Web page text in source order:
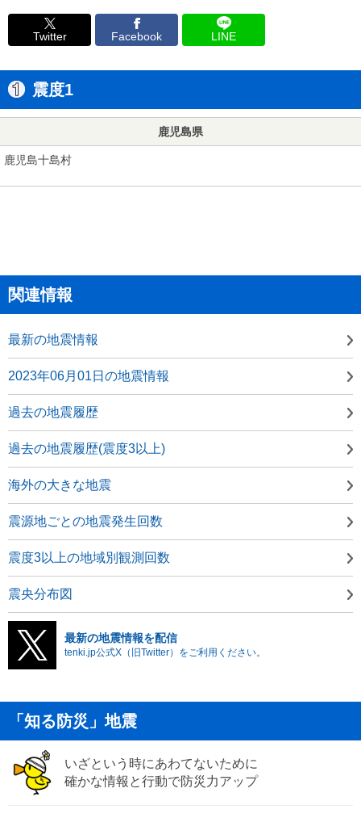
Twitter Facebook LINE
震度1
鹿児島県
鹿児島十島村
関連情報
最新の地震情報
2023年06月01日の地震情報
過去の地震履歴
過去の地震履歴(震度3以上)
海外の大きな地震
震源地ごとの地震発生回数
震度3以上の地域別観測回数
震央分布図
最新の地震情報を配信
tenki.jp公式X（旧Twitter）をご利用ください。
「知る防災」地震
いざという時にあわてないために
確かな情報と行動で防災力アップ